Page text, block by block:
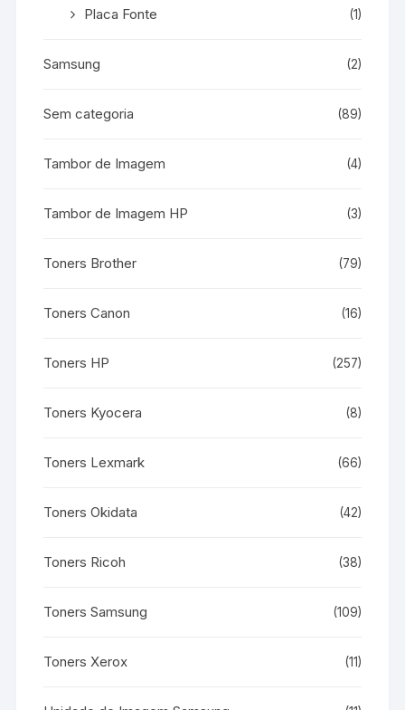
Placa Fonte (1)
Samsung (2)
Sem categoria (89)
Tambor de Imagem (4)
Tambor de Imagem HP (3)
Toners Brother (79)
Toners Canon (16)
Toners HP (257)
Toners Kyocera (8)
Toners Lexmark (66)
Toners Okidata (42)
Toners Ricoh (38)
Toners Samsung (109)
Toners Xerox (11)